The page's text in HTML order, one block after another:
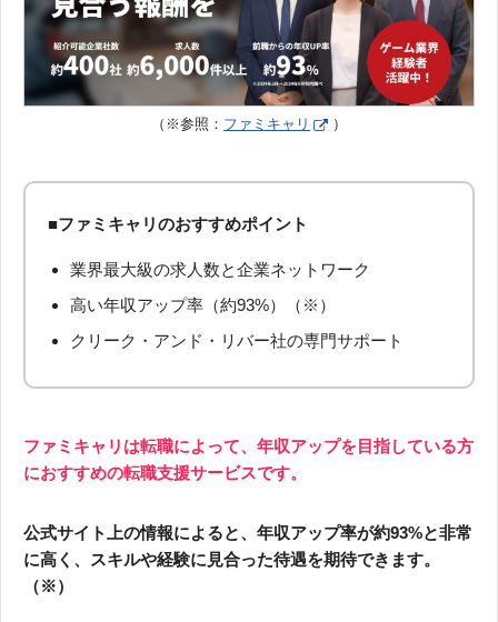
（※参照： ファミキャリ ）
■ファミキャリのおすすめポイント
業界最大級の求人数と企業ネットワーク
高い年収アップ率（約93%）（※）
クリーク・アンド・リバー社の専門サポート
ファミキャリは転職によって、年収アップを目指している方
におすすめの転職支援サービスです。
公式サイト上の情報によると、年収アップ率が約93%と非常
に高く、スキルや経験に見合った待遇を期待できます。
（※）